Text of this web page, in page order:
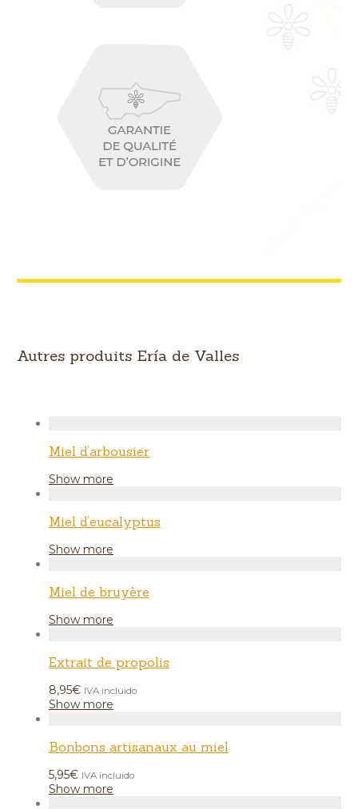
Autres produits Ería de Valles
Miel d’arbousier
Show more
Miel d’eucalyptus
Show more
Miel de bruyère
Show more
Extrait de propolis
8,95€ IVA incluido
Show more
Bonbons artisanaux au miel
5,95€ IVA incluido
Show more